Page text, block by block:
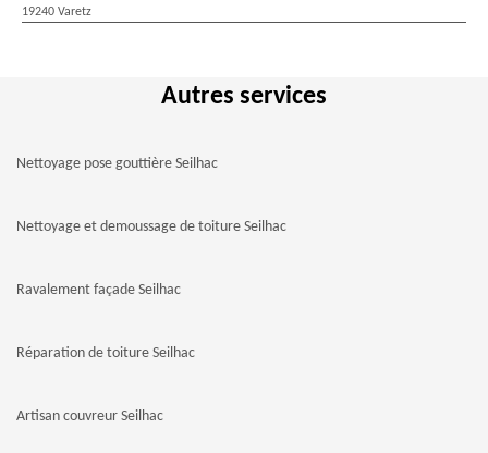
19240 Varetz
Autres services
Nettoyage pose gouttière Seilhac
Nettoyage et demoussage de toiture Seilhac
Ravalement façade Seilhac
Réparation de toiture Seilhac
Artisan couvreur Seilhac